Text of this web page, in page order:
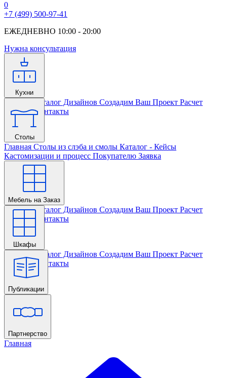
0
+7 (499) 500-97-41
ЕЖЕДНЕВНО 10:00 - 20:00
Нужна консультация
Кухни
Главная Каталог Дизайнов Создадим Ваш Проект Расчет
Проекта Контакты
Столы
Главная Столы из слэба и смолы Каталог - Кейсы
Кастомизации и процесс Покупателю Заявка
Мебель на Заказ
Главная Каталог Дизайнов Создадим Ваш Проект Расчет
Проекта
Контакты
Шкафы
Главная Каталог Дизайнов Создадим Ваш Проект Расчет
Проекта Контакты
Публикации
Главная
Партнерство
Главная